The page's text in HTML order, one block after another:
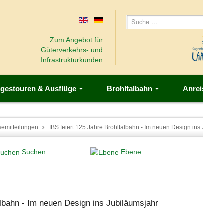
Zum Angebot für
Güterverkehrs- und
Infrastrukturkunden
& Ausflüge Brohltalbahn
IBS feiert 125 Jahre Brohltalbahn - Im neuen Design ins
Suchen Ebene
- Im neuen Design ins Jubiläumsjahr